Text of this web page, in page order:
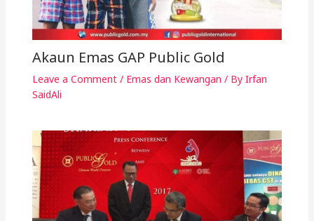
Akaun Emas GAP Public Gold
Leave a Comment / Emas dan Kewangan / By Irfan
SaidAli